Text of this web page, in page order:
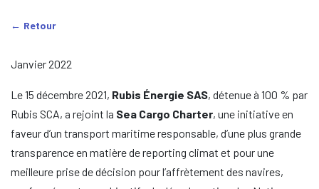
Retour
Janvier 2022
Le 15 décembre 2021, Rubis Énergie SAS, détenue à 100 % par
Rubis SCA, a rejoint la Sea Cargo Charter, une initiative en
faveur d’un transport maritime responsable, d’une plus grande
transparence en matière de reporting climat et pour une
meilleure prise de décision pour l’affrètement des navires,